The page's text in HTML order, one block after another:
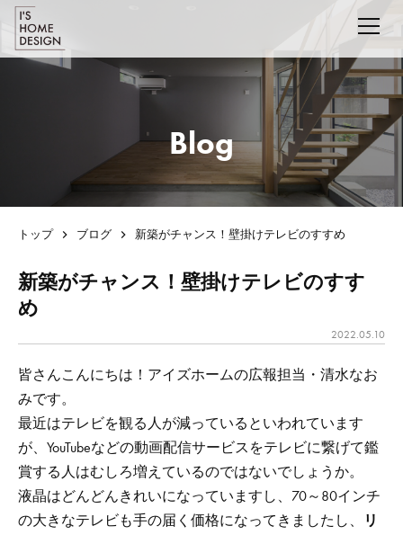
Blog
トップ ブログ 新築がチャンス！壁掛けテレビのすすめ
新築がチャンス！壁掛けテレビのすす
め
2022.05.10
皆さんこんにちは！アイズホームの広報担当・清水なお
みです。
最近はテレビを観る人が減っているといわれています
が、YouTubeなどの動画配信サービスをテレビに繋げて鑑
賞する人はむしろ増えているのではないでしょうか。
液晶はどんどんきれいになっていますし、70～80インチ
の大きなテレビも手の届く価格になってきましたし、
リ